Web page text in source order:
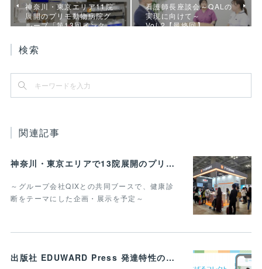
神奈川・東京エリア11院
展開のプリモ動物病院グ
ループ「第13回インタ…
看護師長座談会～QALの
実現に向けて～
Vol.2【最終回】
検索
関連記事
神奈川・東京エリアで13院展開のプリモ動物病院グループ 「第14回インターペット」 に6回目の出展決定
～グループ会社QIXとの共同ブースで、健康診
断をテーマにした企画・展示を予定～
出版社 EDUWARD Press 発達特性のある子どもと家族のための進学・就労メディア 「すばるコレクト」を開設